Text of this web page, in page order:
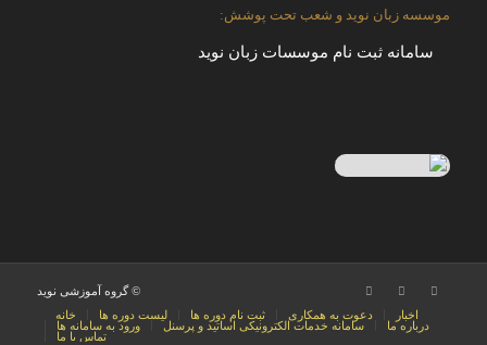
موسسه زبان نوید و شعب تحت پوشش:
سامانه ثبت نام موسسات زبان نوید
© گروه آموزشی نوید
خانه
لیست دوره ها ثبت نام دوره ها دعوت به همکاری
اخبار
ورود به سامانه ها
سامانه خدمات الکترونیکی اساتید و پرسنل
درباره ما
تماس با ما